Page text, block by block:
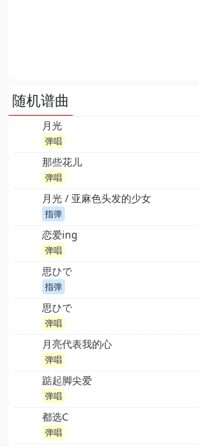
随机谱曲
月光
弹唱
那些花儿
弹唱
月光 / 亚麻色头发的少女
指弹
恋爱ing
弹唱
思ひで
指弹
思ひで
弹唱
月亮代表我的心
弹唱
踮起脚尖爱
弹唱
都选C
弹唱